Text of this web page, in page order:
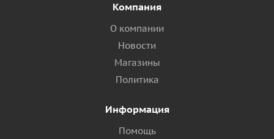
Компания
О компании
Новости
Магазины
Политика
Информация
Помощь